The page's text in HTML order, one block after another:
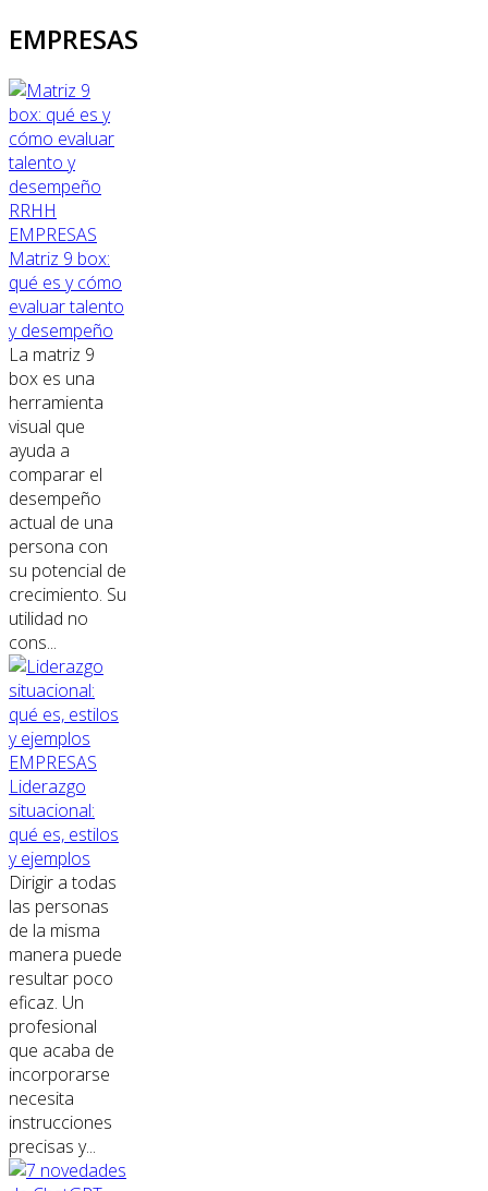
EMPRESAS
RRHH
EMPRESAS
Matriz 9 box:
qué es y cómo
evaluar talento
y desempeño
La matriz 9
box es una
herramienta
visual que
ayuda a
comparar el
desempeño
actual de una
persona con
su potencial de
crecimiento. Su
utilidad no
cons...
EMPRESAS
Liderazgo
situacional:
qué es, estilos
y ejemplos
Dirigir a todas
las personas
de la misma
manera puede
resultar poco
eficaz. Un
profesional
que acaba de
incorporarse
necesita
instrucciones
precisas y...